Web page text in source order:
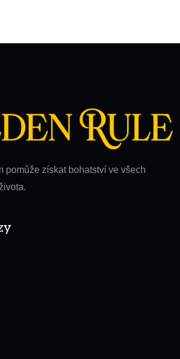
pomůže získat bohatství ve všech